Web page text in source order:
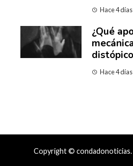
Hace 4 días
¿Qué
Hace 4 días
Copyright © condadonoticias.